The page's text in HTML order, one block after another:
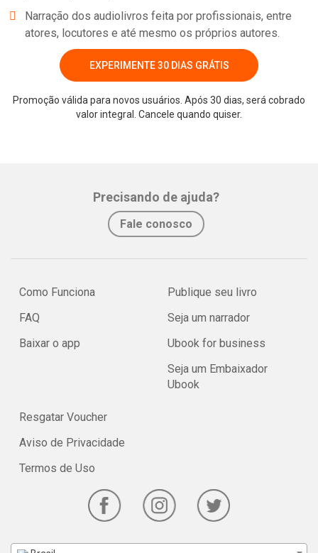
Narração dos audiolivros feita por profissionais, entre
atores, locutores e até mesmo os próprios autores.
EXPERIMENTE 30 DIAS GRÁTIS
Promoção válida para novos usuários. Após 30 dias, será cobrado
valor integral. Cancele quando quiser.
Precisando de ajuda?
Fale conosco
Como Funciona
FAQ
Baixar o app
Publique seu livro
Seja um narrador
Ubook for business
Seja um Embaixador
Ubook
Resgatar Voucher
Aviso de Privacidade
Termos de Uso